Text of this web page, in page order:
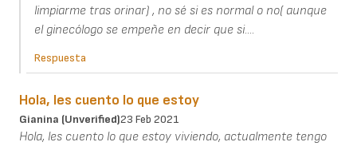
limpiarme tras orinar) , no sé si es normal o no( aunque
el ginecólogo se empeñe en decir que si....
Respuesta
Hola, les cuento lo que estoy
Gianina (unverified)23 Feb 2021
Hola, les cuento lo que estoy viviendo, actualmente tengo